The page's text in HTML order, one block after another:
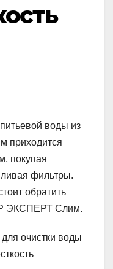
воды из
приходится
покупая
фильтры.
обратить
ЭКСПЕРТ Слим.